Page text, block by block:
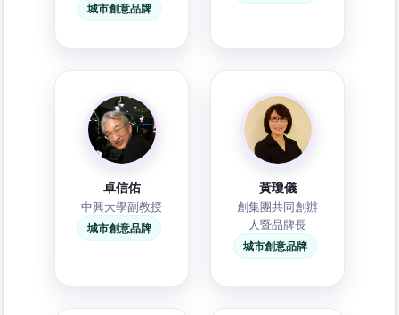
城市創意品牌
卓信佑
中興大學副教授
城市創意品牌
黃瓊儀
創集團共同創辦
人暨品牌長
城市創意品牌